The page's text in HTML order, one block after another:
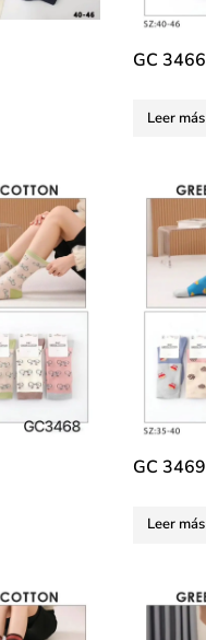
GC 3466
Leer más
GC 3469
Leer más